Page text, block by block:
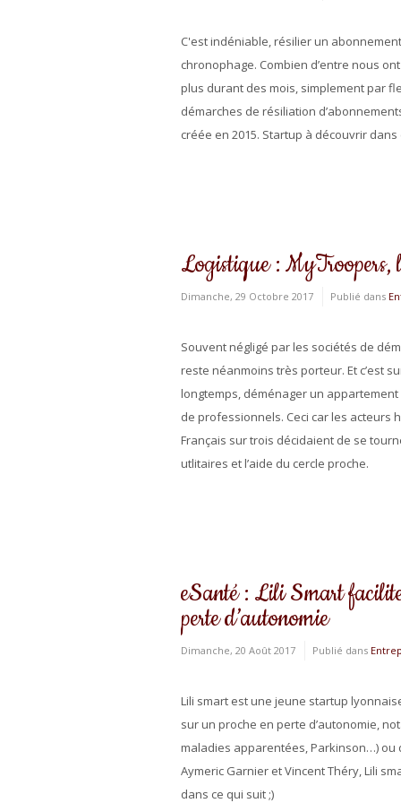
C'est indéniable, résilier un
chronophage. Combien d’entre nous
plus durant des mois, simplement par
démarches de résiliation
créée en 2015. Startup à découvrir dans
Logistique : MyTroopers,
Dimanche, 29 Octobre 2017 Publié dans
Souvent négligé par les sociétés de
reste néanmoins très porteur. Et c’est
longtemps, déménager un
de professionnels. Ceci car les acteurs
Français sur trois décidaient de se
utlitaires et l’aide du cercle proche.
eSanté : Lili Smart facilite
perte d’autonomie
Dimanche, 20 Août 2017 Publié dans
Lili smart est une jeune startup
sur un proche en perte d’autonomie,
maladies apparentées, Parkinson…) ou
Aymeric Garnier et Vincent Théry, Lili
dans ce qui suit ;)